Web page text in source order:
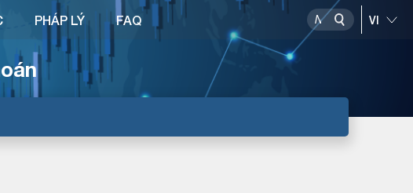
PHÁP LÝ FAQ